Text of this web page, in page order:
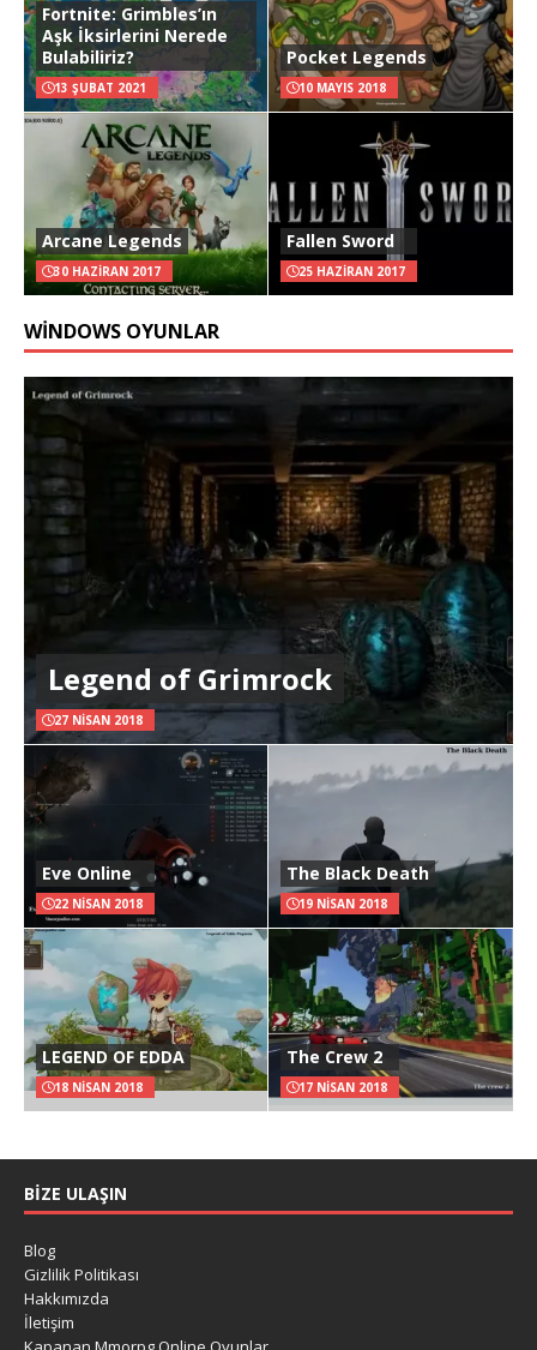
Fortnite: Grimbles’ın
Aşk İksirlerini Nerede
Bulabiliriz?
13 ŞUBAT 2021
Pocket Legends
10 MAYIS 2018
Arcane Legends
30 HAZIRAN 2017
Fallen Sword
25 HAZIRAN 2017
WINDOWS OYUNLAR
Legend of Grimrock
27 NISAN 2018
Eve Online
22 NISAN 2018
The Black Death
19 NISAN 2018
LEGEND OF EDDA
18 NISAN 2018
The Crew 2
17 NISAN 2018
BIZE ULAŞIN
Blog
Gizlilik Politikası
Hakkımızda
İletişim